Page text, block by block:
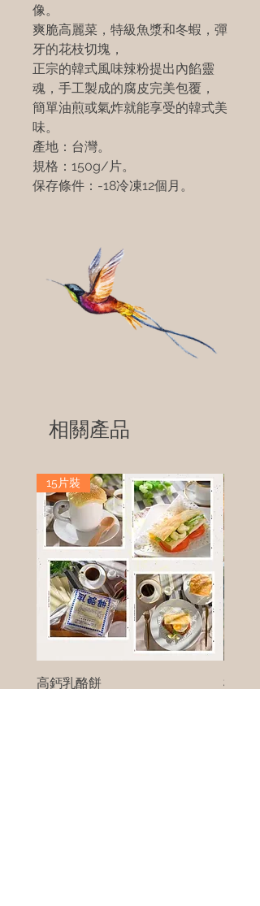
像。
爽脆高麗菜，特級魚漿和冬蝦，彈
牙的花枝切塊，
正宗的韓式風味辣粉提出內餡靈
魂，手工製成的腐皮完美包覆，
簡單油煎或氣炸就能享受的韓式美
味。
產地：台灣。
規格：150g/片。
保存條件：-18冷凍12個月。
相關產品
15片裝
高鈣乳酪餅 樹葡萄